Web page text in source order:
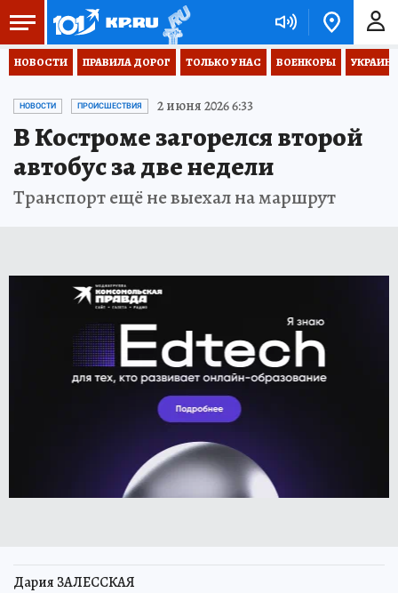
НОВОСТИ ПРАВИЛА ДОРОГ ТОЛЬКО У НАС ВОЕНКОРЫ
НОВОСТИ ПРОИСШЕСТВИЯ 2 июня 2026 6:33
В Костроме загорелся второй
автобус за две недели
Транспорт ещё не выехал на маршрут
Дария ЗАЛЕССКАЯ